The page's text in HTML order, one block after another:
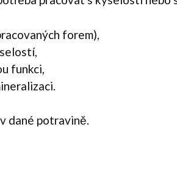
forem),
funkci,
dané potravině.